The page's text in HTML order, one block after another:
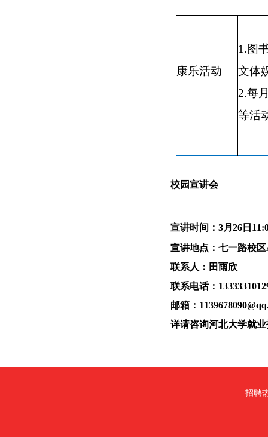
康乐活动
1.图
文体
2.每
等活
校园宣讲会
宣讲时间： 3月26日
宣讲地点：七一路校区
联系人：田雨欣
联系电话：
邮箱：
详请咨询河北大学就
招聘